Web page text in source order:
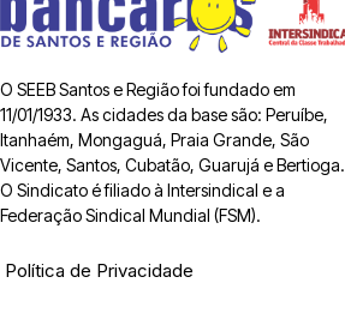
O SEEB Santos e Região foi fundado em
11/01/1933. As cidades da base são: Peruíbe,
Itanhaém, Mongaguá, Praia Grande, São
Vicente, Santos, Cubatão, Guarujá e Bertioga.
O Sindicato é filiado à Intersindical e a
Federação Sindical Mundial (FSM).
Política de Privacidade